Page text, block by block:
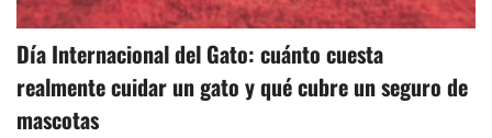
Día Internacional del Gato: cuánto cuesta
realmente cuidar un gato y qué cubre un seguro de
mascotas